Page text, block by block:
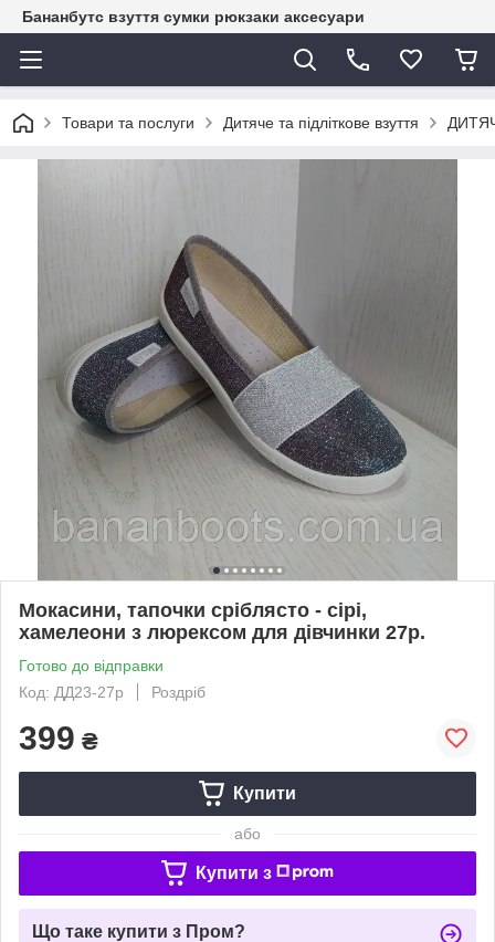
Бананбутс взуття сумки рюкзаки аксесуари
Товари та послуги Дитяче та підліткове взуття
Мокасини, тапочки сріблясто - сірі,
хамелеони з люрексом для дівчинки 27р.
Готово до відправки
Код: ДД23-27р
Роздріб
399 ₴
Купити
або
Купити з
Що таке купити з Пром?